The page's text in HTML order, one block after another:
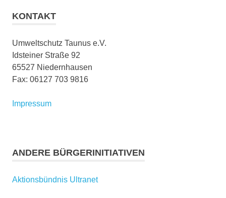
KONTAKT
Umweltschutz Taunus e.V.
Idsteiner Straße 92
65527 Niedernhausen
Fax: 06127 703 9816
Impressum
ANDERE BÜRGERINITIATIVEN
Aktionsbündnis Ultranet